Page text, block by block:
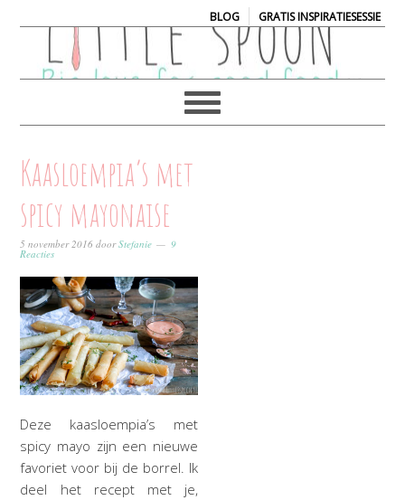
BLOG| GRATIS INSPIRATIESESSIE
Kaasloempia’s met
spicy mayonaise
5 november 2016 doorStefanie 9
Reacties
Deze kaasloempia’s met
spicy mayo zijn een nieuwe
favoriet voor bij de borrel. Ik
deel het recept met je,